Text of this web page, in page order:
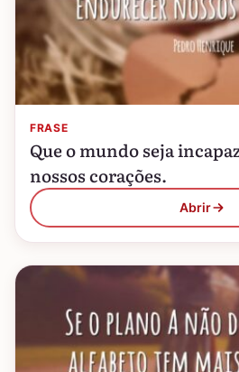
FRASE
Que o mundo seja
nossos corações.
Abrir